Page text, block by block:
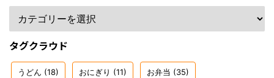
タグクラウド
うどん (18) おにぎり (11) お弁当 (35)